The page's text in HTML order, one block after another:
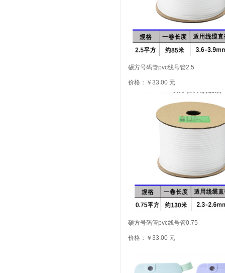
硕方号码管pvc线号管2.5
价格：￥33.00 元
硕方号码管pvc线号管0.75
价格：￥33.00 元